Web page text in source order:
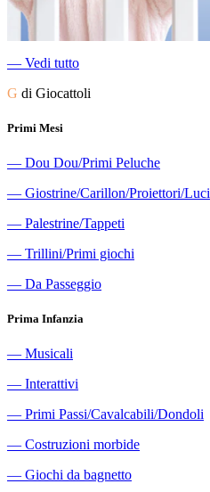
― Vedi tutto
G di Giocattoli
Primi Mesi
― Dou Dou/Primi Peluche
― Giostrine/Carillon/Proiettori/Luci
― Palestrine/Tappeti
― Trillini/Primi giochi
― Da Passeggio
Prima Infanzia
― Musicali
― Interattivi
― Primi Passi/Cavalcabili/Dondoli
― Costruzioni morbide
― Giochi da bagnetto